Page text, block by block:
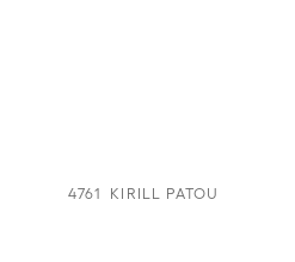
4761 KIRILL PATOU